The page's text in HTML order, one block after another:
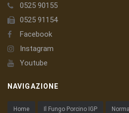
0525 90155
0525 91154
Facebook
Instagram
Youtube
NAVIGAZIONE
Home Il Fungo Porcino IGP